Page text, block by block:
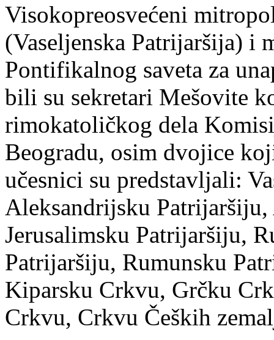
Visokopreosvećeni
(Vaseljenska Patrijaršija) i
Pontifikalnog saveta za
bili su sekretari Mešovite
rimokatoličkog dela
Beogradu, osim dvojice
učesnici su predstavljali:
Aleksandrijsku
Jerusalimsku Patrijaršiju,
Patrijaršiju, Rumunsku
Kiparsku Crkvu, Grčku
Crkvu, Crkvu Čeških